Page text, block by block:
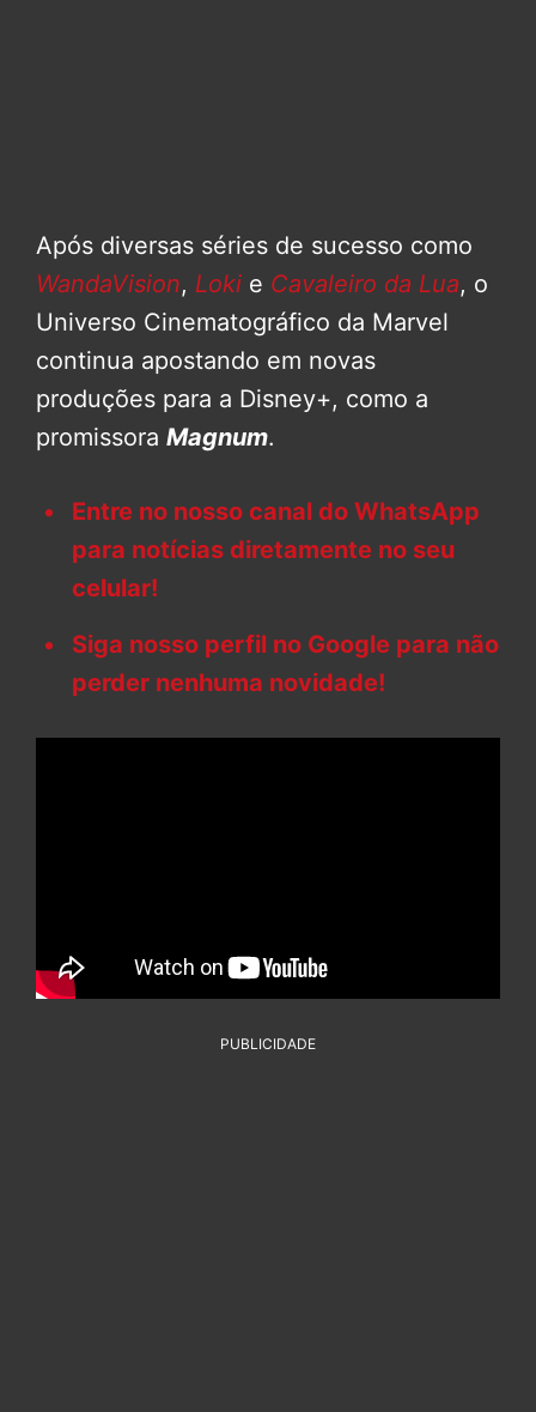
Após diversas séries de sucesso como
WandaVision, Loki e Cavaleiro da Lua, o
Universo Cinematográfico da Marvel
continua apostando em novas
produções para a Disney+, como a
promissora Magnum.
Entre no nosso canal do WhatsApp
para notícias diretamente no seu
celular!
Siga nosso perfil no Google para não
perder nenhuma novidade!
PUBLICIDADE